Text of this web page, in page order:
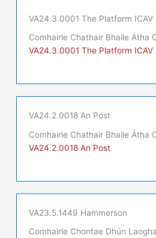
VA24.3.0001 The Platform ICAV
Comhairle Chathair Bhaile Átha
VA24.3.0001 The Platform ICAV
VA24.2.0018 An Post
Comhairle Chathair Bhaile Átha
VA24.2.0018 An Post
VA23.5.1449 Hammerson
Comhairle Chontae Dhún